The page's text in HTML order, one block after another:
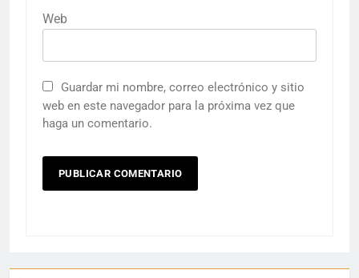
Web
Guardar mi nombre, correo electrónico y sitio
web en este navegador para la próxima vez que
haga un comentario.